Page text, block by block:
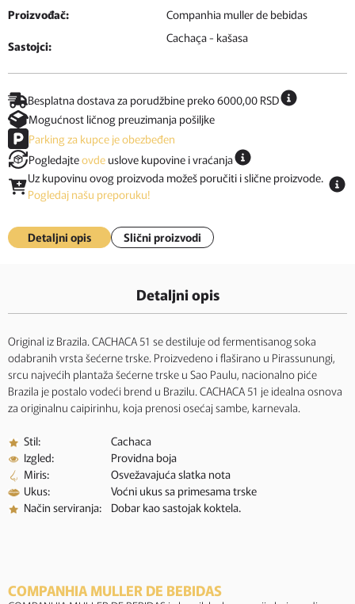
Proizvođač:
Companhia muller de bebidas
Sastojci:
Cachaça - kašasa
Besplatna dostava za porudžbine preko 6000,00 RSD
Mogućnost ličnog preuzimanja pošiljke
Parking za kupce je obezbeđen
Pogledajteovde uslove kupovine i vraćanja
Uz kupovinu ovog proizvoda možeš poručiti i slične proizvode.
Pogledaj našu preporuku!
Detaljni opis Slični proizvodi
Detaljni opis
Original iz Brazila. CACHACA 51 se destiluje od fermentisanog soka
odabranih vrsta šećerne trske. Proizvedeno i flaširano u Pirassunungi,
srcu najvećih plantaža šećerne trske u Sao Paulu, nacionalno piće
Brazila je postalo vodeći brend u Brazilu. CACHACA 51 je idealna osnova
za originalnu caipirinhu, koja prenosi osećaj sambe, karnevala.
Stil:
Cachaca
Izgled:
Providna boja
Miris:
Osvežavajuća slatka nota
Ukus:
Voćni ukus sa primesama trske
Način serviranja:
Dobar kao sastojak koktela.
COMPANHIA MULLER DE BEBIDAS